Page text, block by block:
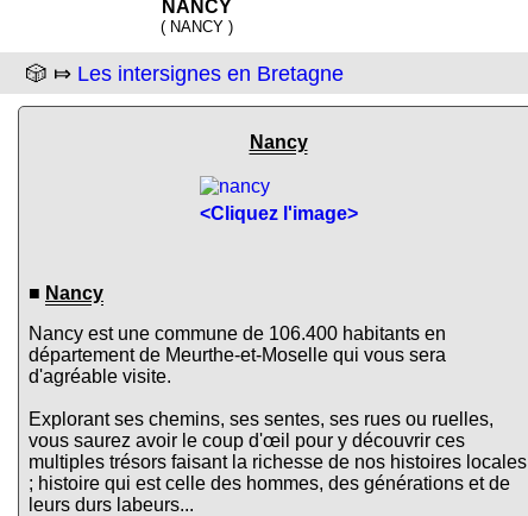
NANCY
( NANCY )
🎲 ⤇ Les intersignes en Bretagne
Nancy
<Cliquez l'image>
■ Nancy
Nancy est une commune de 106.400 habitants en
département de Meurthe-et-Moselle qui vous sera
d'agréable visite.
Explorant ses chemins, ses sentes, ses rues ou ruelles,
vous saurez avoir le coup d'œil pour y découvrir ces
multiples trésors faisant la richesse de nos histoires locales
; histoire qui est celle des hommes, des générations et de
leurs durs labeurs...